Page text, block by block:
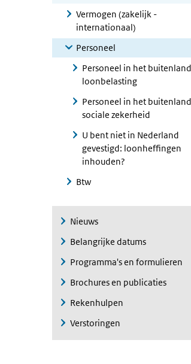
Vermogen (zakelijk -
internationaal)
Personeel
Personeel in het
loonbelasting
Personeel in het
sociale zekerheid
U bent niet in Nederland
gevestigd: loonheffingen
inhouden?
Btw
Nieuws
Belangrijke datums
Programma's en formulieren
Brochures en publicaties
Rekenhulpen
Verstoringen